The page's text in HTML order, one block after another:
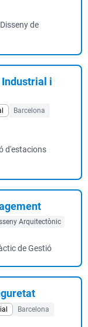
de
Industrial i
Barcelona
d'estacions
Arquitectònic
de Gestió
Barcelona